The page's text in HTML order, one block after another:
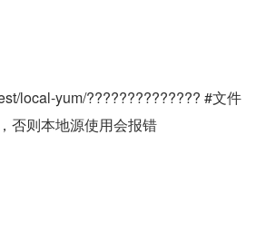
local-yum/?????????????? #文件
否则本地源使用会报错